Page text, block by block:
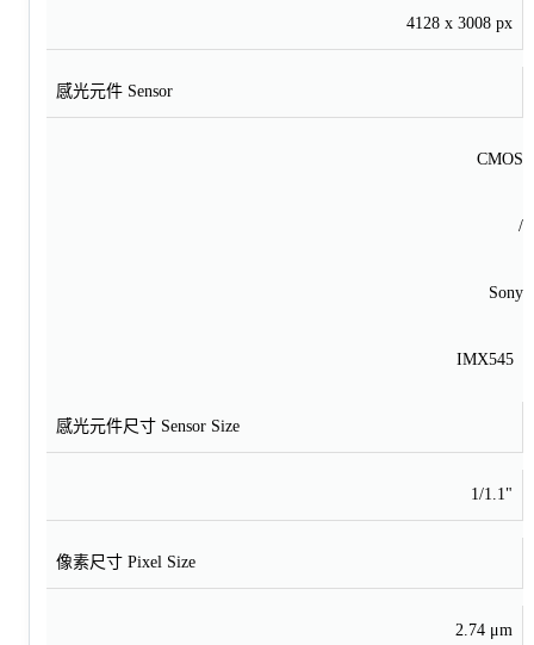
4128 x 3008 px
感光元件 Sensor
CMOS
/
Sony
IMX545
感光元件尺寸 Sensor Size
1/1.1"
像素尺寸 Pixel Size
2.74 μm